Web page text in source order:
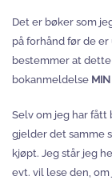
Det er bøker som
på forhånd før de
bestemmer at
bokanmeldelse MIN
Selv om jeg har fått
gjelder det samme
kjøpt. Jeg står jeg
evt. vil lese den,